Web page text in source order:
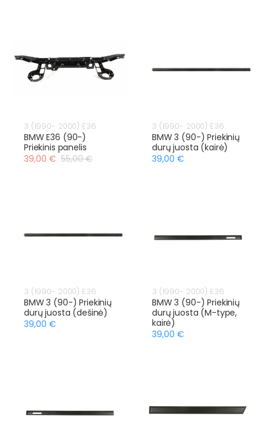
3 (1990- 2000) E36
BMW E36 (90-)
Priekinis panelis
39,00 € 55,00 €
3 (1990- 2000) E36
BMW 3 (90-) Priekinių
durų juosta (kairė)
39,00 €
3 (1990- 2000) E36
BMW 3 (90-) Priekinių
durų juosta (dešinė)
39,00 €
3 (1990- 2000) E36
BMW 3 (90-) Priekinių
durų juosta (M-type,
kairė)
39,00 €